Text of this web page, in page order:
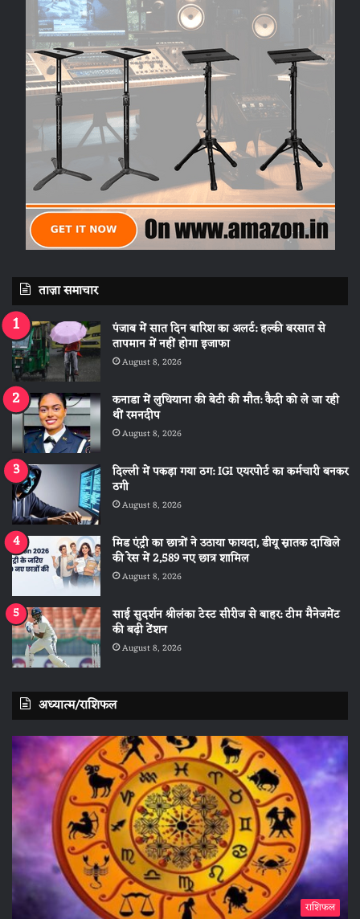
ताज़ा समाचार
पंजाब में सात दिन बारिश का अलर्ट: हल्की बरसात से
तापमान में नहीं होगा इजाफा
August 8, 2026
कनाडा में लुधियाना की बेटी की माैत: कैदी को ले जा रही
थीं रमनदीप
August 8, 2026
दिल्ली में पकड़ा गया ठग: IGI एयरपोर्ट का कर्मचारी बनकर
ठगी
August 8, 2026
मिड एंट्री का छात्रों ने उठाया फायदा, डीयू स्नातक दाखिले
की रेस में 2,589 नए छात्र शामिल
August 8, 2026
साई सुदर्शन श्रीलंका टेस्ट सीरीज से बाहर: टीम मैनेजमेंट
की बढ़ी टेंशन
August 8, 2026
अध्यात्म/राशिफल
राशिफल